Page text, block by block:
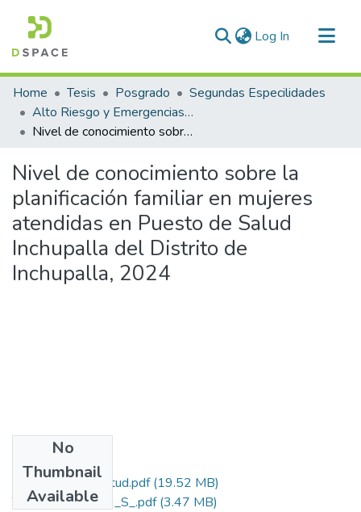
Log In (current)
Communities & Collections
All of DSpace
Statistics
Home Tesis Posgrado
Segundas Especilidades
Alto Riesgo y Emergencias Obstétricas
Nivel de conocimiento sobre la planificación familiar en mujeres atendidas en Puesto de Salud Inchupalla del Distrito de Inchupalla, 2024
Nivel de conocimiento sobre la
planificación familiar en mujeres
atendidas en Puesto de Salud
Inchupalla del Distrito de
Inchupalla, 2024
No
Thumbnail
Available
Grado de Similitud.pdf(19.52 MB)
T036_43260969_S_.pdf(3.47 MB)